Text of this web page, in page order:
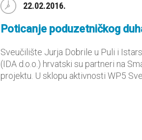
22.02.2016.
Poticanje poduzetničkog
Sveučilište Jurja Dobrile u Puli i
(IDA d.o.o.) hrvatski su partneri na
projektu. U sklopu aktivnosti WP5